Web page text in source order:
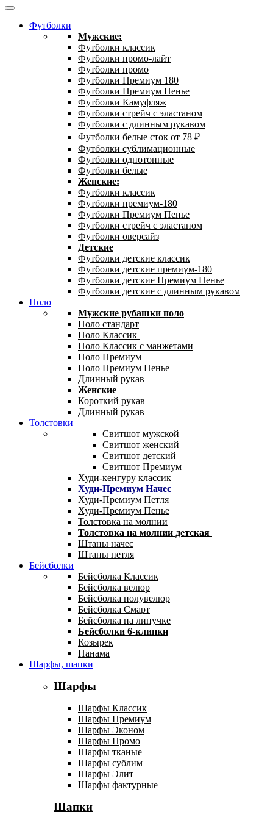
Футболки
Мужские:
Футболки классик
Футболки промо-лайт
Футболки промо
Футболки Премиум 180
Футболки Премиум Пенье
Футболки Камуфляж
Футболки стрейч с эластаном
Футболки с длинным рукавом
Футболки белые сток от 78 ₽
Футболки сублимационные
Футболки однотонные
Футболки белые
Женские:
Футболки классик
Футболки премиум-180
Футболки Премиум Пенье
Футболки стрейч с эластаном
Футболки оверсайз
Детские
Футболки детские классик
Футболки детские премиум-180
Футболки детские Премиум Пенье
Футболки детские с длинным рукавом
Поло
Мужские рубашки поло
Поло стандарт
Поло Классик
Поло Классик с манжетами
Поло Премиум
Поло Премиум Пенье
Длинный рукав
Женские
Короткий рукав
Длинный рукав
Толстовки
Свитшот мужской
Свитшот женский
Свитшот детский
Свитшот Премиум
Худи-кенгуру классик
Худи-Премиум Начес
Худи-Премиум Петля
Худи-Премиум Пенье
Толстовка на молнии
Толстовка на молнии детская
Штаны начес
Штаны петля
Бейсболки
Бейсболка Классик
Бейсболка велюр
Бейсболка полувелюр
Бейсболка Смарт
Бейсболка на липучке
Бейсболки 6-клинки
Козырек
Панама
Шарфы, шапки
Шарфы
Шарфы Классик
Шарфы Премиум
Шарфы Эконом
Шарфы Промо
Шарфы тканые
Шарфы сублим
Шарфы Элит
Шарфы фактурные
Шапки